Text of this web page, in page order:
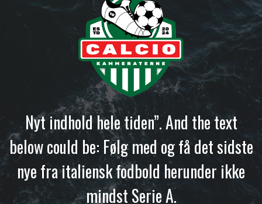
Nyt indhold hele tiden”. And the text
below could be: Følg med og få det sidste
nye fra italiensk fodbold herunder ikke
mindst Serie A.